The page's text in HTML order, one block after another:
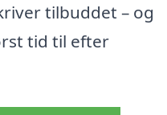
tilbuddet – og
tid til efter